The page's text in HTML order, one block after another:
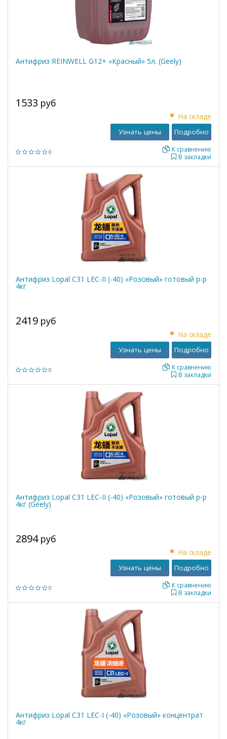
Антифриз REINWELL G12+ «Красный» 5л. (Geely)
0
1533 руб
На складе
В закладки
К сравнению
Узнать цены Подробно
Антифриз Lopal C31 LEC-II (-40) «Розовый» готовый р-р
4кг
0
2419 руб
На складе
В закладки
К сравнению
Узнать цены Подробно
Антифриз Lopal C31 LEC-II (-40) «Розовый» готовый р-р
4кг (Geely)
0
2894 руб
На складе
В закладки
К сравнению
Узнать цены Подробно
Антифриз Lopal C31 LEC-I (-40) «Розовый» концентрат
4кг